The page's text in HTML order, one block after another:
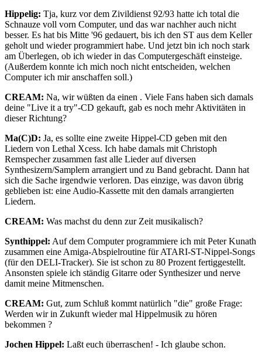
Hippelig: Tja, kurz vor dem Zivildienst 92/93 hatte ich total die
Schnauze voll vorn Computer, und das war nachher auch nicht
besser. Es hat bis Mitte '96 gedauert, bis ich den ST aus dem Keller
geholt und wieder programmiert habe. Und jetzt bin ich noch stark
am Überlegen, ob ich wieder in das Computergeschäft einsteige.
(Außerdem konnte ich mich noch nicht entscheiden, welchen
Computer ich mir anschaffen soll.)
CREAM: Na, wir wüßten da einen . Viele Fans haben sich damals
deine "Live it a try"-CD gekauft, gab es noch mehr Aktivitäten in
dieser Richtung?
Ma(C)D: Ja, es sollte eine zweite Hippel-CD geben mit den
Liedern von Lethal Xcess. Ich habe damals mit Christoph
Remspecher zusammen fast alle Lieder auf diversen
Synthesizern/Samplern arrangiert und zu Band gebracht. Dann hat
sich die Sache irgendwie verloren. Das einzige, was davon übrig
geblieben ist: eine Audio-Kassette mit den damals arrangierten
Liedern.
CREAM: Was machst du denn zur Zeit musikalisch?
Synthippel: Auf dem Computer programmiere ich mit Peter Kunath
zusammen eine Amiga-Abspielroutine für ATARI-ST-Nippel-Songs
(für den DELI-Tracker). Sie ist schon zu 80 Prozent fertiggestellt.
Ansonsten spiele ich ständig Gitarre oder Synthesizer und nerve
damit meine Mitmenschen.
CREAM: Gut, zum Schluß kommt natürlich "die" große Frage:
Werden wir in Zukunft wieder mal Hippelmusik zu hören
bekommen ?
Jochen Hippel: Laßt euch überraschen! - Ich glaube schon.